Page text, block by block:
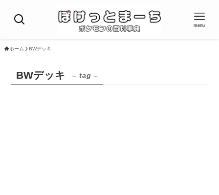
menu
ホーム BWデッキ
BWデッキ – tag –